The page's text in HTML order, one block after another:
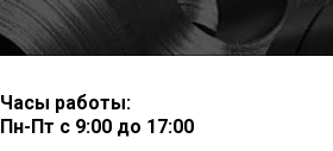
Часы работы:
Пн-Пт с 9:00 до 17:00